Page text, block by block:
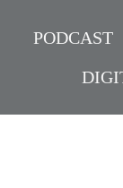
PODCAST